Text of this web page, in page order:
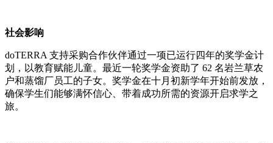
社会影响
doTERRA 支持采购合作伙伴通过一项已运行四年的奖学金计
划，以教育赋能儿童。最近一轮奖学金资助了 62 名岩兰草农
户和蒸馏厂员工的子女。奖学金在十月初新学年开始前发放，
确保学生们能够满怀信心、带着成功所需的资源开启求学之
旅。